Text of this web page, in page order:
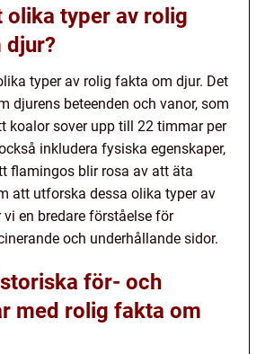
olika typer av rolig
djur?
typer av rolig fakta om djur. Det
djurens beteenden och vanor, som
koalor sover upp till 22 timmar per
inkludera fysiska egenskaper,
flamingos blir rosa av att äta
att utforska dessa olika typer av
en bredare förståelse för
och underhållande sidor.
för- och
med rolig fakta om